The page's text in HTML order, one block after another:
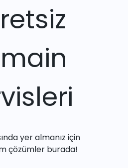
yer almanız için
çözümler burada!